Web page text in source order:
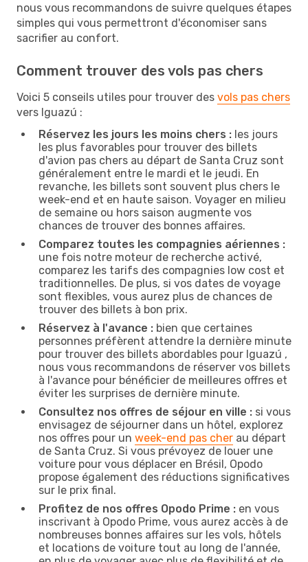
nous vous recommandons de suivre quelques étapes
simples qui vous permettront d'économiser sans
sacrifier au confort.
Comment trouver des vols pas chers
Voici 5 conseils utiles pour trouver des vols pas chers
vers Iguazú :
Réservez les jours les moins chers : les jours
les plus favorables pour trouver des billets
d'avion pas chers au départ de Santa Cruz sont
généralement entre le mardi et le jeudi. En
revanche, les billets sont souvent plus chers le
week-end et en haute saison. Voyager en milieu
de semaine ou hors saison augmente vos
chances de trouver des bonnes affaires.
Comparez toutes les compagnies aériennes :
une fois notre moteur de recherche activé,
comparez les tarifs des compagnies low cost et
traditionnelles. De plus, si vos dates de voyage
sont flexibles, vous aurez plus de chances de
trouver des billets à bon prix.
Réservez à l'avance : bien que certaines
personnes préfèrent attendre la dernière minute
pour trouver des billets abordables pour Iguazú ,
nous vous recommandons de réserver vos billets
à l'avance pour bénéficier de meilleures offres et
éviter les surprises de dernière minute.
Consultez nos offres de séjour en ville : si vous
envisagez de séjourner dans un hôtel, explorez
nos offres pour un week-end pas cher au départ
de Santa Cruz. Si vous prévoyez de louer une
voiture pour vous déplacer en Brésil, Opodo
propose également des réductions significatives
sur le prix final.
Profitez de nos offres Opodo Prime : en vous
inscrivant à Opodo Prime, vous aurez accès à de
nombreuses bonnes affaires sur les vols, hôtels
et locations de voiture tout au long de l'année,